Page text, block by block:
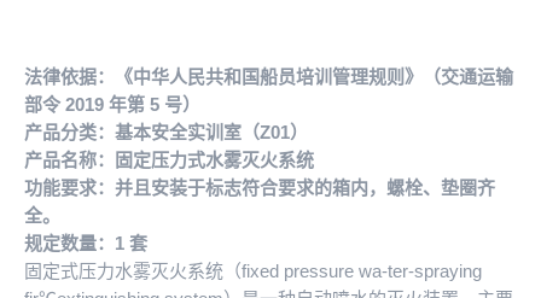
法律依据：《中华人民共和国船员培训管理规则》（交通运输
部令 2019 年第 5 号）
产品分类：基本安全实训室（Z01）
产品名称：固定压力式水雾灭火系统
功能要求：并且安装于标志符合要求的箱内，螺栓、垫圈齐
全。
规定数量：1 套
固定式压力水雾灭火系统（fixed pressure wa-ter-spraying